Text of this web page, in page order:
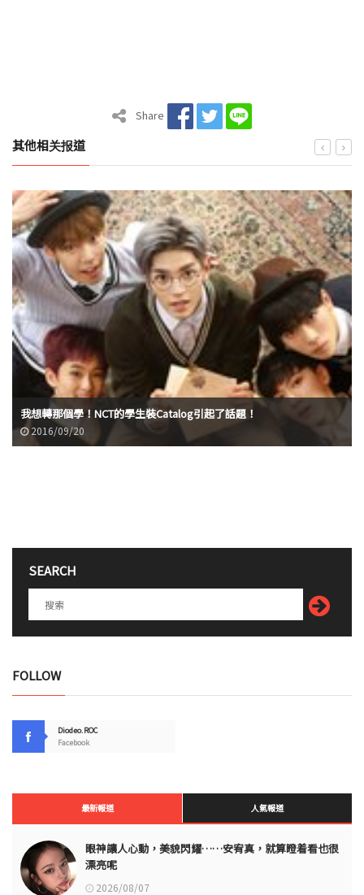
Share
其他相关报道
我想轉那個學！NCT的學生裝Catalog引起了話題！
2016/09/20
SEARCH
FOLLOW
Diodeo.ROC
Facebook
最新報道 人氣報道
眼神讓人心動，美貌閃耀……安宥真，就算瞪着看也很
漂亮呢
2026/08/07